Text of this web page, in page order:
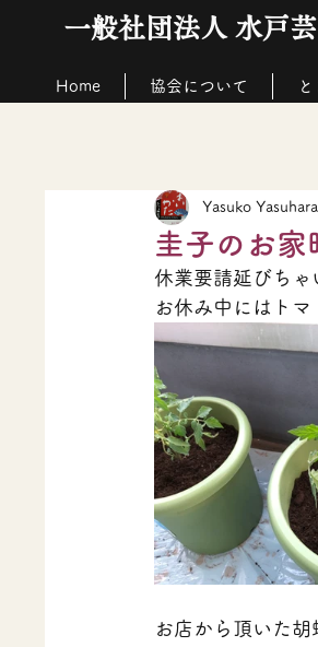
一般社団法人 水戸
Home 協会について
圭子のお家
Yasuko Yasuhara
休業要請延びちゃ
お休み中にはト
お店から頂いた胡